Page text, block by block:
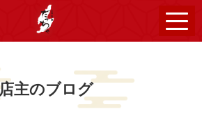
主のブログ